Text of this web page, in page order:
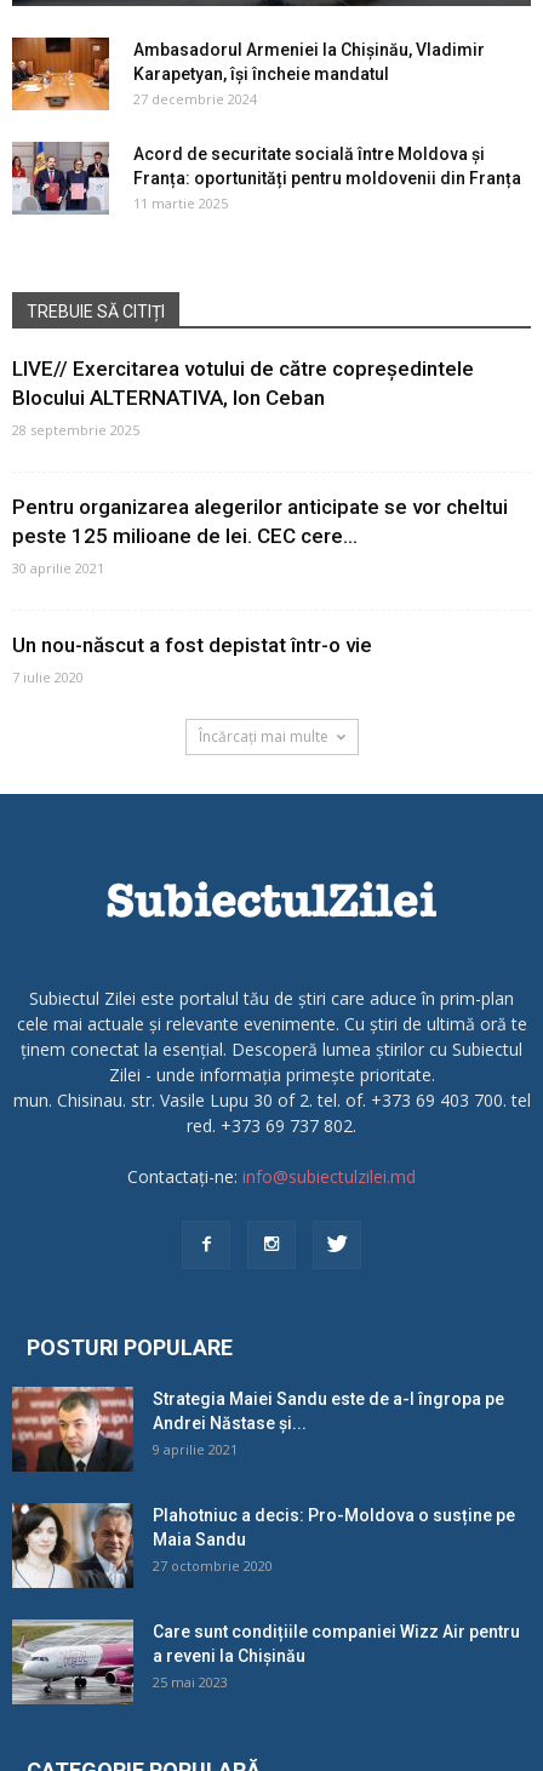
Ambasadorul Armeniei la Chișinău, Vladimir
Karapetyan, își încheie mandatul
27 decembrie 2024
Acord de securitate socială între Moldova și
Franța: oportunități pentru moldovenii din Franța
11 martie 2025
TREBUIE SĂ CITIȚI
LIVE// Exercitarea votului de către copreședintele
Blocului ALTERNATIVA, Ion Ceban
28 septembrie 2025
Pentru organizarea alegerilor anticipate se vor cheltui
peste 125 milioane de lei. CEC cere...
30 aprilie 2021
Un nou-născut a fost depistat într-o vie
7 iulie 2020
Încărcați mai multe
Subiectul Zilei este portalul tău de știri care aduce în prim-plan
cele mai actuale și relevante evenimente. Cu știri de ultimă oră te
ținem conectat la esențial. Descoperă lumea știrilor cu Subiectul
Zilei - unde informația primește prioritate.
mun. Chisinau. str. Vasile Lupu 30 of 2. tel. of. +373 69 403 700. tel
red. +373 69 737 802.
Contactați-ne: info@subiectulzilei.md
POSTURI POPULARE
Strategia Maiei Sandu este de a-l îngropa pe
Andrei Năstase și...
9 aprilie 2021
Plahotniuc a decis: Pro-Moldova o susține pe
Maia Sandu
27 octombrie 2020
Care sunt condițiile companiei Wizz Air pentru
a reveni la Chișinău
25 mai 2023